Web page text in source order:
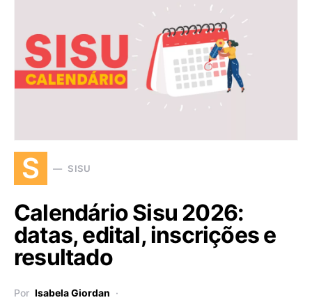
S SISU
Calendário Sisu 2026:
datas, edital, inscrições e
resultado
Por Isabela Giordan